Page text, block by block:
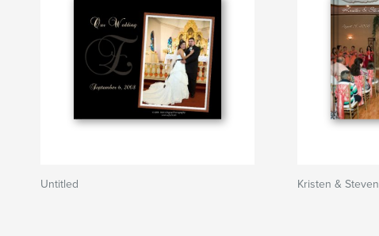
Untitled Kristen & Steven